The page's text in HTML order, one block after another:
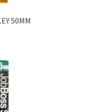
50MM